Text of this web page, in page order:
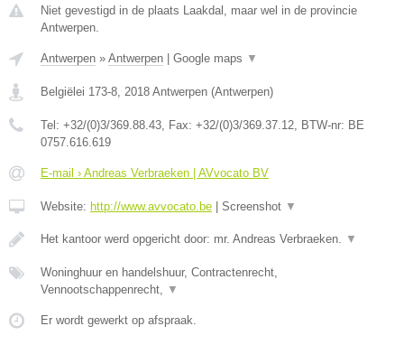
Niet gevestigd in de plaats Laakdal, maar wel in de provincie
Antwerpen.
Antwerpen » Antwerpen Google maps ▼
Belgiëlei 173-8, 2018 Antwerpen (Antwerpen)
Tel: +32/(0)3/369.88.43, Fax: +32/(0)3/369.37.12, BTW-nr: BE
0757.616.619
E-mail › Andreas Verbraeken | AVvocato BV
Website: http://www.avvocato.be Screenshot ▼
Het kantoor werd opgericht door: mr. Andreas Verbraeken. ▼
Woninghuur en handelshuur, Contractenrecht,
Vennootschappenrecht, ▼
Er wordt gewerkt op afspraak.